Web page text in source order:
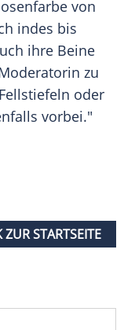
von
indes bis
ihre Beine
zu
oder
vorbei."
STARTSEITE